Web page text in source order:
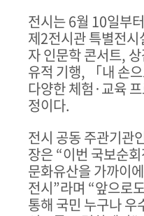
전시는6월 10일부터
제2전시관 특별전
자 인문학 콘서트,
유적 기행, 「내 손
다양한 체험 ·교육
정이다.
전시 공동 주관기관
장은“이번 국보순
문화유산을 가까이
전시”라며 “앞으로
통해 국민 누구나 우